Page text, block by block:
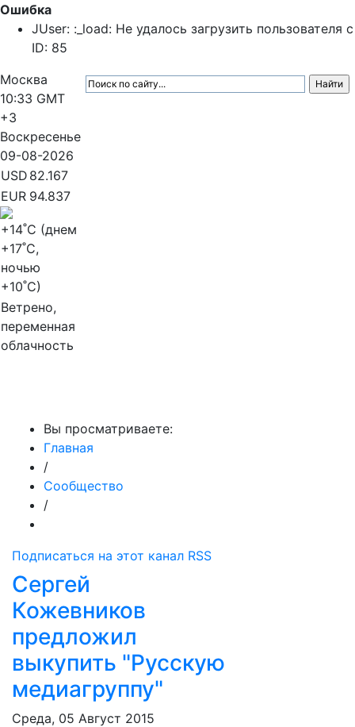
Ошибка
JUser: :_load: Не удалось загрузить пользователя с
ID: 85
Москва
10:33 GMT
+3
Воскресенье
09-08-2026
USD 82.167
EUR 94.837
+14˚C (днем
+17˚C,
ночью
+10˚C)
Ветрено,
переменная
облачность
Вы просматриваете:
Главная
/
Сообщество
/
Подписаться на этот канал RSS
Сергей
Кожевников
предложил
выкупить "Русскую
медиагруппу"
Среда, 05 Август 2015